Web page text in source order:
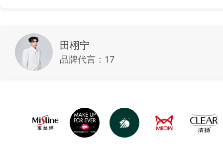
田栩宁
品牌代言： 17